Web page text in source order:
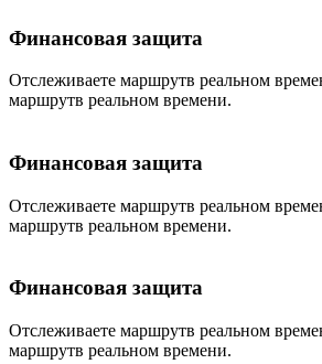
Финансовая защита
Отслеживаете маршрутв реальном
маршрутв реальном времени.
Финансовая защита
Отслеживаете маршрутв реальном
маршрутв реальном времени.
Финансовая защита
Отслеживаете маршрутв реальном
маршрутв реальном времени.